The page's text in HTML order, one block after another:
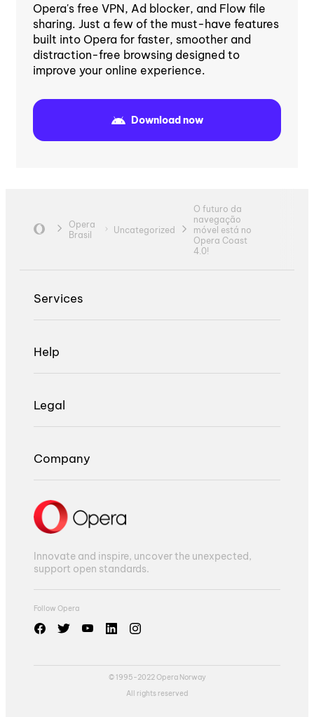
Opera's free VPN, Ad blocker, and Flow file
sharing. Just a few of the must-have features
built into Opera for faster, smoother and
distraction-free browsing designed to
improve your online experience.
Download now
Opera
Brasil
Uncategorized
O futuro da
navegação
móvel está no
Opera Coast
4.0!
Services
Help
Legal
Company
Innovate and inspire, uncover the unexpected,
support open standards.
Follow Opera
© 1995-2022 Opera Norway
All rights reserved